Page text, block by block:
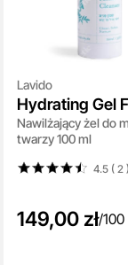
Lavido
Hydrating Gel
Cleanser
Nawilżający żel do
twarzy 100 ml
4.5 ( 2 )
149,00 zł/100